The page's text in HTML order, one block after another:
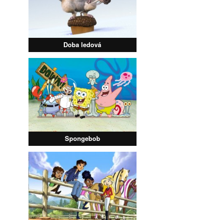
Doba ledová
Spongebob